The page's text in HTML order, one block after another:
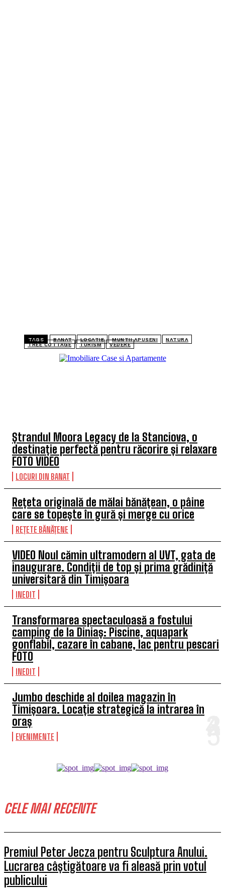
Ștrandul Moora Legacy de la Stanciova, o
destinație perfectă pentru răcorire și relaxare
FOTO VIDEO
LOCURI DIN BANAT
Rețeta originală de mălai bănățean, o pâine
care se topește în gură și merge cu orice
REȚETE BĂNĂȚENE
VIDEO Noul cămin ultramodern al UVT, gata de
inaugurare. Condiții de top și prima grădiniță
universitară din Timișoara
INEDIT
Transformarea spectaculoasă a fostului
camping de la Diniaș: Piscine, aquapark
gonflabil, cazare în cabane, lac pentru pescari
FOTO
INEDIT
Jumbo deschide al doilea magazin în
Timișoara. Locație strategică la intrarea în
oraș
EVENIMENTE
CELE MAI RECENTE
Premiul Peter Jecza pentru Sculptura Anului.
Lucrarea câștigătoare va fi aleasă prin votul
publicului
TAGS BANAT LOCATIE MUNTII APUSENI
NATURA
TREE COTTAGE
TURISM VEDERE